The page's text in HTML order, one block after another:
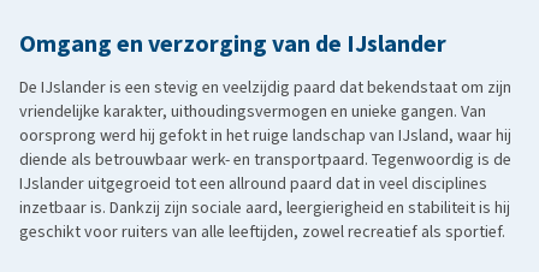
Omgang en verzorging van de IJslander
De IJslander is een stevig en veelzijdig paard dat bekendstaat om zijn
vriendelijke karakter, uithoudingsvermogen en unieke gangen. Van
oorsprong werd hij gefokt in het ruige landschap van IJsland, waar hij
diende als betrouwbaar werk- en transportpaard. Tegenwoordig is de
IJslander uitgegroeid tot een allround paard dat in veel disciplines
inzetbaar is. Dankzij zijn sociale aard, leergierigheid en stabiliteit is hij
geschikt voor ruiters van alle leeftijden, zowel recreatief als sportief.